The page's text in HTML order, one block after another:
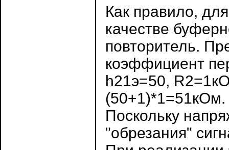
Как правило,
качестве
повторитель.
коэффициент
h21э=50,
Поскольку
"обрезания"